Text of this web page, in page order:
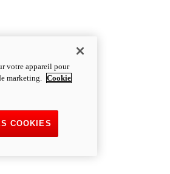
votre appareil pour
marketing. Cookie
COOKIES